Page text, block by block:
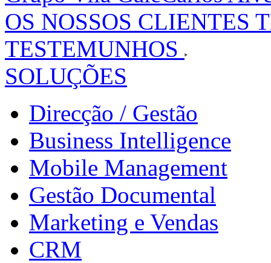
OS NOSSOS CLIENTES
TESTEMUNHOS
SOLUÇÕES
Direcção / Gestão
Business Intelligence
Mobile Management
Gestão Documental
Marketing e Vendas
CRM